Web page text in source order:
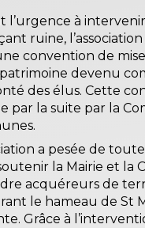
l’urgence à
ruine,
convention de
devenu
des élus. Cette
par la suite par la
a pesée de
la Mairie et la
acquéreurs de
le hameau de St
Grâce à